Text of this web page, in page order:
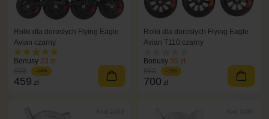
Rolki dla dorosłych Flying Eagle
Avian czarny
Bonusy 23 zł
-24%
459 zł
Rolki dla dorosłych Flying Eagle
Avian T110 czarny
Bonusy 35 zł
-19%
700 zł